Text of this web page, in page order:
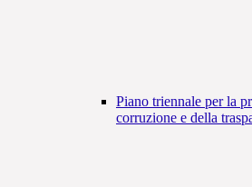
Piano triennale per la
corruzione e della